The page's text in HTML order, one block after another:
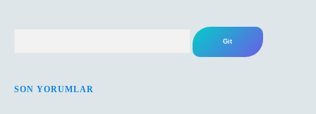
SON YORUMLAR